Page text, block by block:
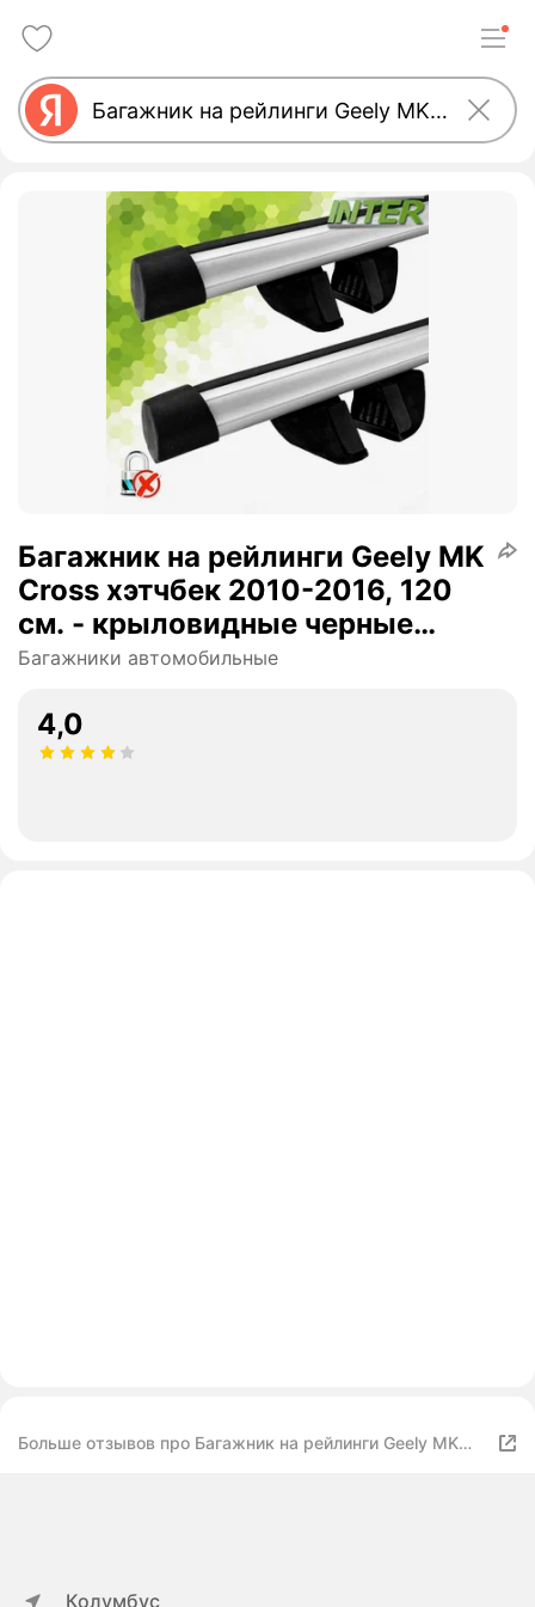
Багажник на рейлинги Geely MK
Cross хэтчбек 2010-2016, 120
см. - крыловидные черные
дуги, Интер крепыш
Багажники автомобильные
4,0
Больше отзывов про Багажник на рейлинги Geely MK
Колумбус